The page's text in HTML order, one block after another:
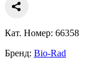
Кат. Номер: 66358
Бренд: Bio-Rad